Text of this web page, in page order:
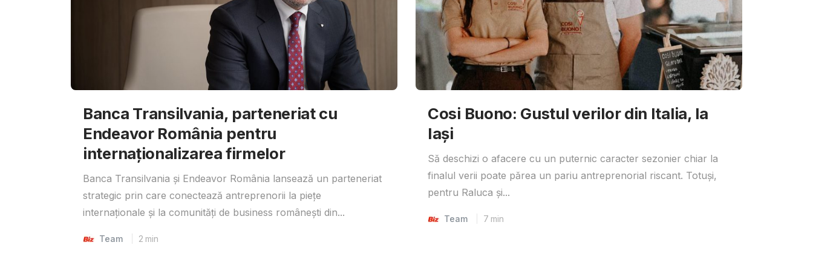
Banca Transilvania, parteneriat cu
Endeavor România pentru
internaționalizarea firmelor
Banca Transilvania și Endeavor România lansează un parteneriat
strategic prin care conectează antreprenorii la piețe
internaționale și la comunități de business românești din...
Team 2 min
Cosi Buono: Gustul verilor din Italia, la
Iași
Să deschizi o afacere cu un puternic caracter sezonier chiar la
finalul verii poate părea un pariu antreprenorial riscant. Totuși,
pentru Raluca și...
Team 7 min